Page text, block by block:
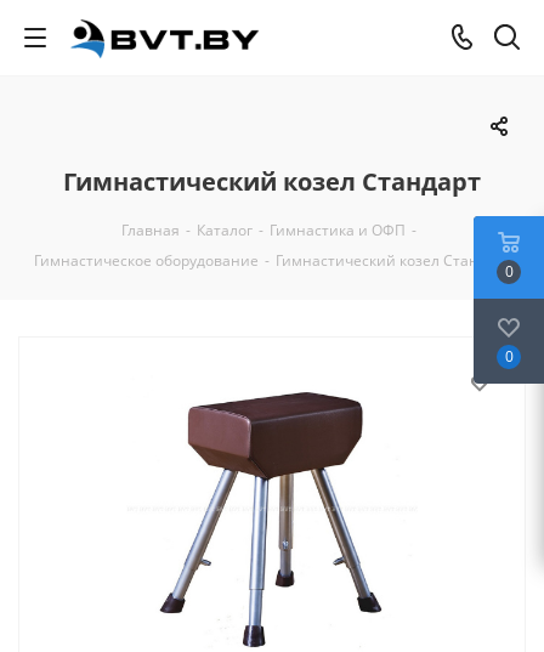
Гимнастический козел Стандарт
Главная - Каталог - Гимнастика и ОФП -
Гимнастическое оборудование - Гимнастический козел Стандарт
0
0